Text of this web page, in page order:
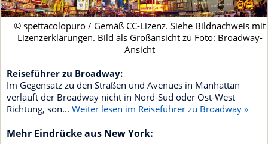
© spettacolopuro / Gemäß CC-Lizenz. Siehe Bildnachweis mit
Lizenzerklärungen. Bild als Großansicht zu Foto: Broadway-
Ansicht
Reiseführer zu Broadway:
Im Gegensatz zu den Straßen und Avenues in Manhattan
verläuft der Broadway nicht in Nord-Süd oder Ost-West
Richtung, son... Weiter lesen im Reiseführer zu Broadway »
Mehr Eindrücke aus New York: